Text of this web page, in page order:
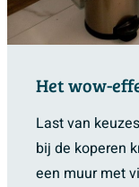
Het wow-
Last van
bij de koperen
een muur met